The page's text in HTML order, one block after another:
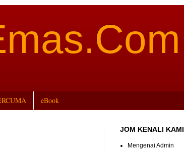
eBook
JOM KENALI KAMI
Mengenai Admin